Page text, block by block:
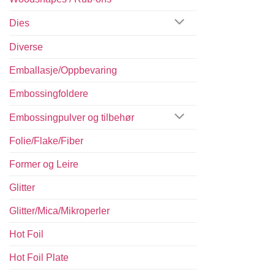
Dies
Diverse
Emballasje/Oppbevaring
Embossingfoldere
Embossingpulver og tilbehør
Folie/Flake/Fiber
Former og Leire
Glitter
Glitter/Mica/Mikroperler
Hot Foil
Hot Foil Plate